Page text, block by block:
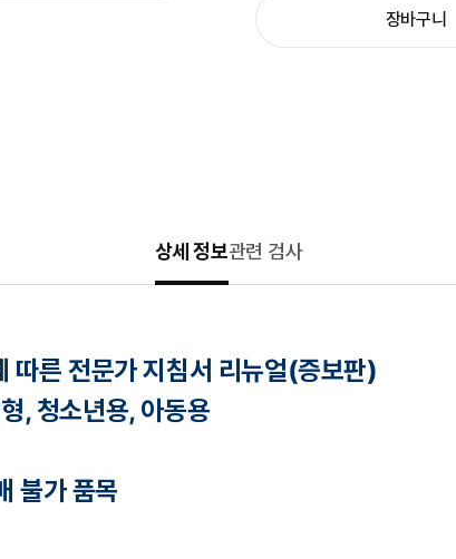
장바구니
상세 정보관련 검사
른 전문가 지침서 리뉴얼(증보판)
, 청소년용, 아동용
불가 품목